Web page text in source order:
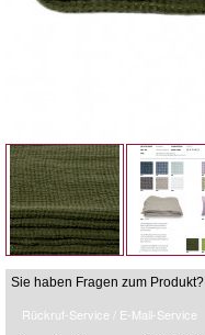
Sie haben Fragen zum Produkt?
Rückruf-Service / E-Mail-Service